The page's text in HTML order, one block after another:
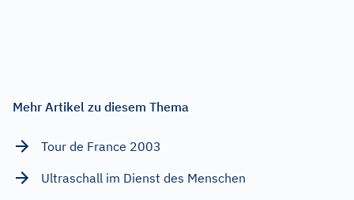
Mehr Artikel zu diesem Thema
Tour de France 2003
Ultraschall im Dienst des Menschen